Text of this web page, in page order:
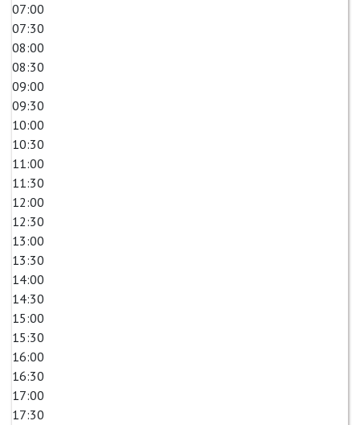
07:00
07:30
08:00
08:30
09:00
09:30
10:00
10:30
11:00
11:30
12:00
12:30
13:00
13:30
14:00
14:30
15:00
15:30
16:00
16:30
17:00
17:30